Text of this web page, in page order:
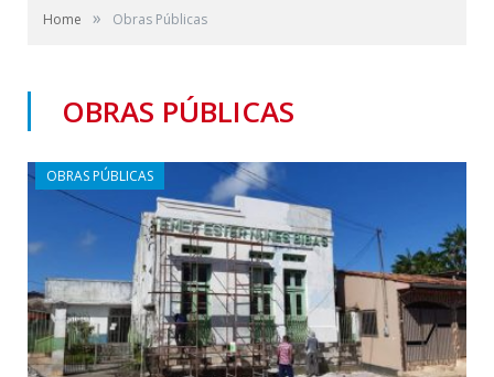
Home » Obras Públicas
OBRAS PÚBLICAS
OBRAS PÚBLICAS